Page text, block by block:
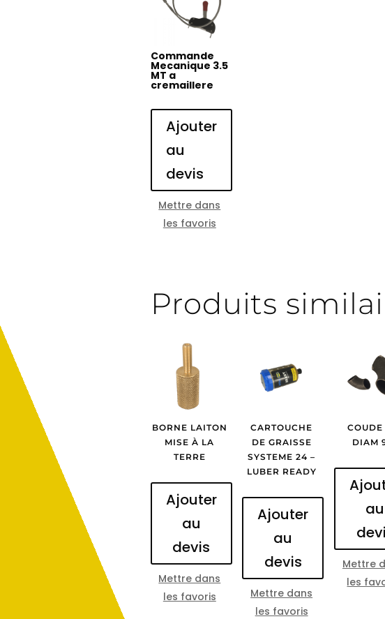
Commande
Mecanique 3.5
MT a
cremaillere
Ajouter
au
devis
Mettre dans
les favoris
Produits
BORNE LAITON
MISE À LA
TERRE
Ajouter
au
devis
Mettre dans
les favoris
CARTOUCHE
DE GRAISSE
SYSTEME 24 –
LUBER READY
Ajouter
au
devis
Mettre dans
les favoris
COUDE
DIAM
au
Mettre
les